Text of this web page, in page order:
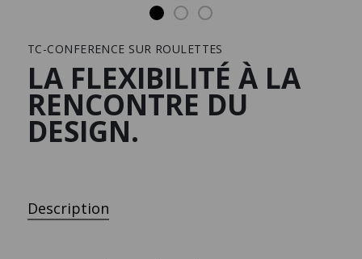
DRESSING-ROOM
Presse
TC-CONFERENCE SUR ROULETTES
LA FLEXIBILITÉ À LA
RENCONTRE DU
DESIGN.
Description